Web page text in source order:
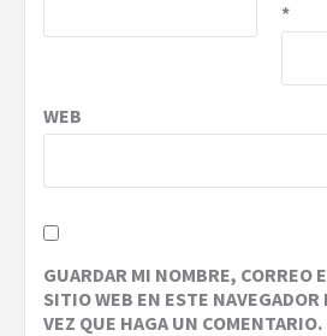
*
WEB
GUARDAR MI NOMBRE, CORREO
SITIO WEB EN ESTE NAVEGADOR
VEZ QUE HAGA UN COMENTARIO.